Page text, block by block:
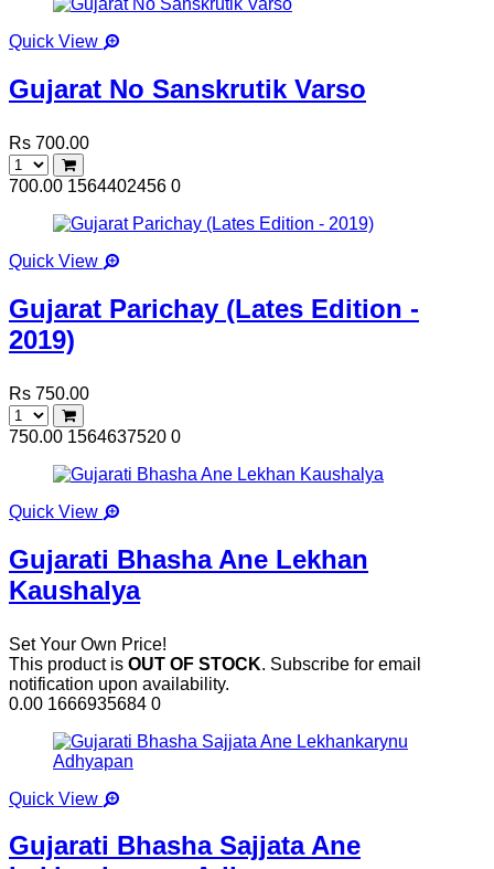
Quick View
Gujarat No Sanskrutik Varso
Rs 700.00
700.00 1564402456 0
Quick View
Gujarat Parichay (Lates Edition -
2019)
Rs 750.00
750.00 1564637520 0
Quick View
Gujarati Bhasha Ane Lekhan
Kaushalya
Set Your Own Price!
This product is OUT OF STOCK. Subscribe for email
notification upon availability.
0.00 1666935684 0
Quick View
Gujarati Bhasha Sajjata Ane